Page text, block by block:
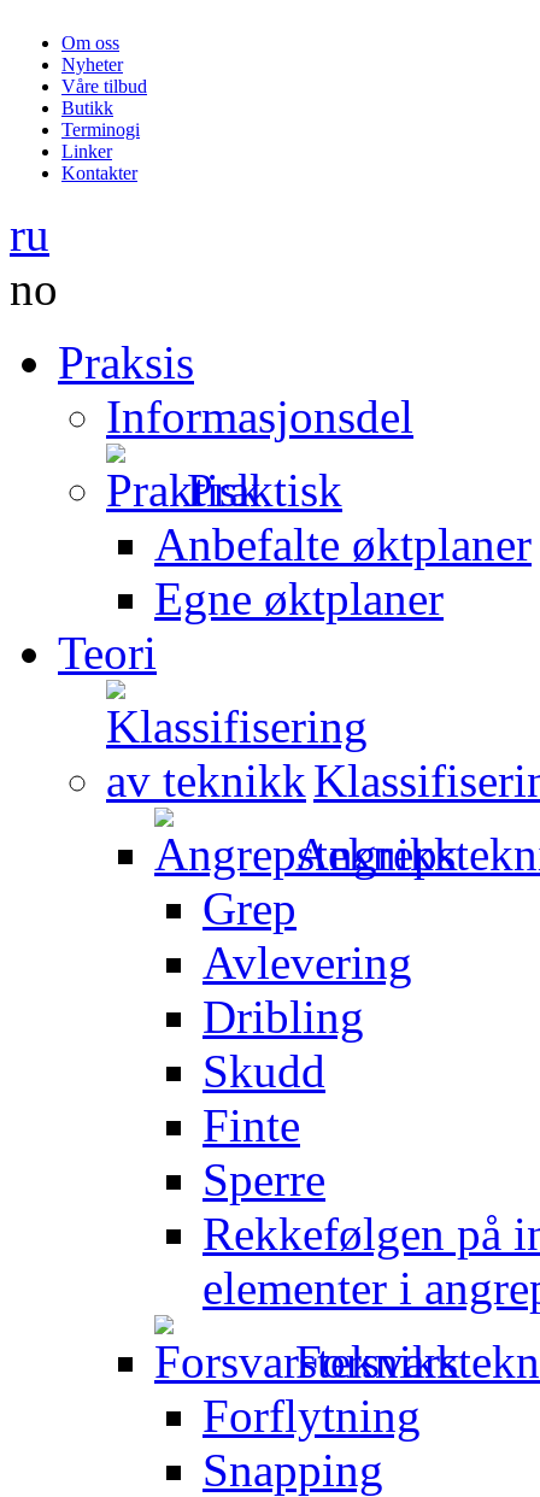
Om oss
Nyheter
Våre tilbud
Butikk
Terminogi
Linker
Kontakter
ru
no
Praksis
Informasjonsdel
Praktisk
Anbefalte øktplaner
Egne øktplaner
Teori
Grep
Avlevering
Dribling
Skudd
Finte
Sperre
Rekkefølgen på
elementer i
Forflytning
Snapping